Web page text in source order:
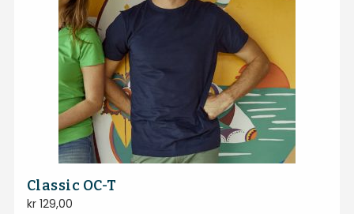
Classic OC-T
kr129,00